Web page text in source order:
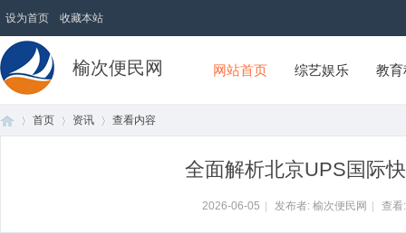
设为首页 收藏本站
榆次便民网 网站首页 综艺娱乐 教
首页 资讯 查看内容
全面解析北京UPS国际
2026-06-05 发布者: 榆次便民网 查